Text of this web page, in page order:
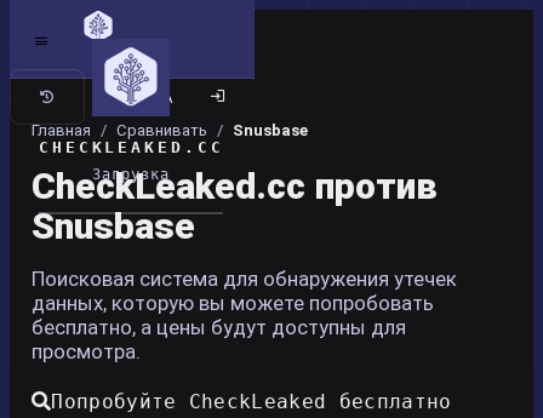
CHECKLEAKED.CC
Загрузка
Классический сайт
Главная / Сравнивать / Snusbase
CheckLeaked.cc против
Snusbase
Поисковая система для обнаружения утечек
данных, которую вы можете попробовать
бесплатно, а цены будут доступны для
просмотра.
Попробуйте CheckLeaked бесплатно